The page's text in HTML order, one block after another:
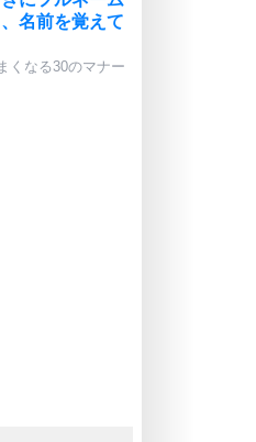
名前を覚えて
くなる30のマナー